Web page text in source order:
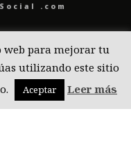
.com
web para mejorar tu
utilizando este sitio
Aceptar Leer más